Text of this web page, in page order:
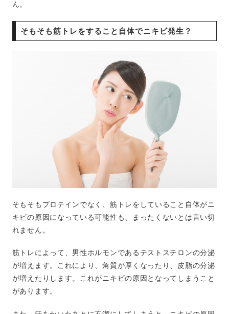
ん。
そもそも筋トレをすること自体でニキビ発生？
そもそもプロテインでなく、筋トレをしていること自体がニ
キビの原因になっている可能性も、まったくないとは言い切
れません。
筋トレによって、男性ホルモンであるテストステロンの分泌
が増えます。これにより、角質が厚くなったり、皮脂の分泌
が増えたりします。これがニキビの原因となってしまうこと
があります。